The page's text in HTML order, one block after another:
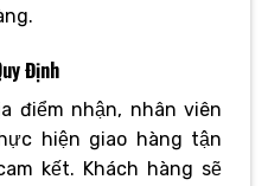
Định
điểm nhận, nhân viên
hiện giao hàng tận
kết. Khách hàng sẽ